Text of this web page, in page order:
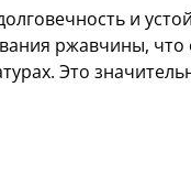
и
ржавчины, что
Это